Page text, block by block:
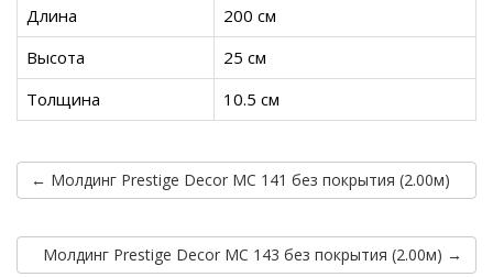
Длина
200 см
Высота
25 см
Толщина
10.5 см
← Молдинг Prestige Decor MC 141 без покрытия (2.00м)
Молдинг Prestige Decor MC 143 без покрытия (2.00м) →